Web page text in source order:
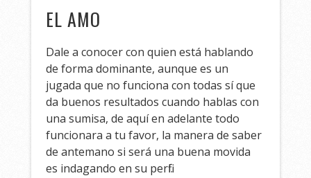
EL AMO
Dale a conocer con quien está hablando
de forma dominante, aunque es un
jugada que no funciona con todas sí que
da buenos resultados cuando hablas con
una sumisa, de aquí en adelante todo
funcionara a tu favor, la manera de saber
de antemano si será una buena movida
es indagando en su perfil.